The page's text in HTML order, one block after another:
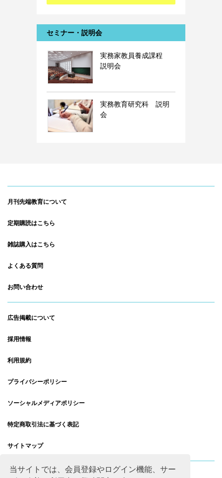
当サイトでは、会員登録やログイン機能、サー
セミナー・説明会
実務家教員養成課程
説明会
実務教育研究科 説明
会
月刊先端教育について
定期購読はこちら
雑誌購入はこちら
よくある質問
お問い合わせ
広告掲載について
採用情報
利用規約
プライバシーポリシー
ソーシャルメディアポリシー
特定商取引法に基づく表記
サイトマップ